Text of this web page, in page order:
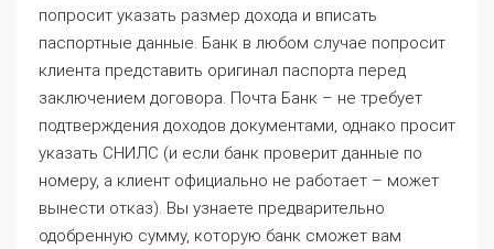
попросит указать размер дохода и вписать
паспортные данные. Банк в любом случае попросит
клиента представить оригинал паспорта перед
заключением договора. Почта Банк – не требует
подтверждения доходов документами, однако просит
указать СНИЛС (и если банк проверит данные по
номеру, а клиент официально не работает – может
вынести отказ). Вы узнаете предварительно
одобренную сумму, которую банк сможет вам